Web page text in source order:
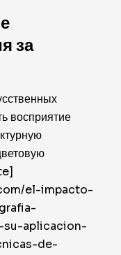
за
восприятие
el-impacto-
aplicacion-
de-